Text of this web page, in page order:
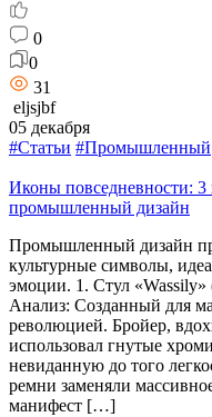
0
0
31
eljsjbf
05 декабря
#Статьи #Промышленный
Иконы повседневности:
промышленный дизайн
Промышленный дизайн
культурные символы,
эмоции. 1. Стул
Анализ: Созданный для
революцией. Бройер,
использовал гнутые
невиданную до того
ремни заменяли
манифест […]